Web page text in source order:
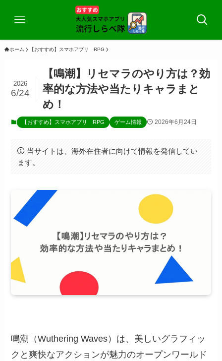
ホーム 【おすすめ】スマホアプリ RPG
【鳴潮】リセマラのやり方は？効
率的な方法や当たりキャラまと
め！
2026
6/24
【おすすめ】スマホアプリ RPG ゲーム情報 2026年6月24日
当サイトは、海外在住者に向けて情報を発信してい
ます。
鳴潮（Wuthering Waves）は、美しいグラフィッ
クと爽快なアクションが魅力のオープンワールド